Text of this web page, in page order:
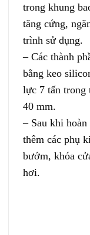
trong khung
tăng cứng,
trình sử dụng.
– Các thành
bằng keo
lực 7 tấn trong
40 mm.
– Sau khi
thêm các phụ
bướm, khóa
hơi.